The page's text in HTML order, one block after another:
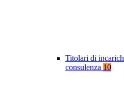
Titolari di
consulenza 10